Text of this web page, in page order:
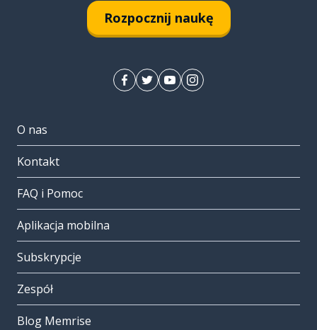
Rozpocznij naukę
O nas
Kontakt
FAQ i Pomoc
Aplikacja mobilna
Subskrypcje
Zespół
Blog Memrise